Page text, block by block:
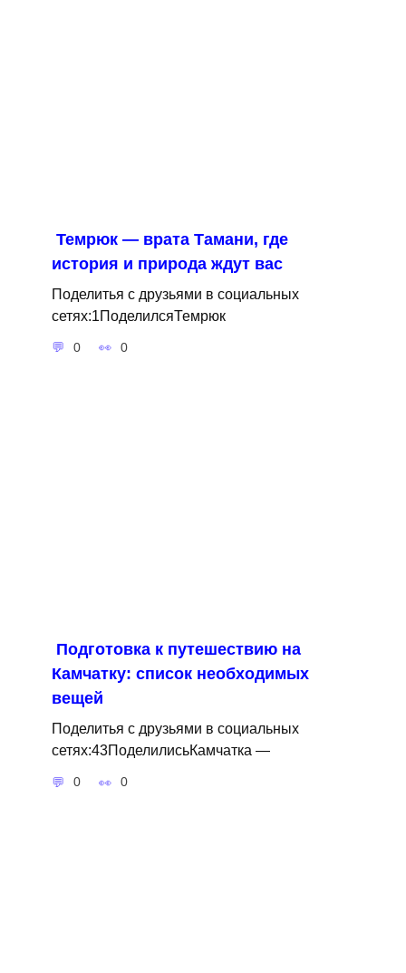
Темрюк — врата Тамани, где
история и природа ждут вас
Поделитья с друзьями в социальных
сетях:1ПоделилсяТемрюк
0 0
Подготовка к путешествию на
Камчатку: список необходимых
вещей
Поделитья с друзьями в социальных
сетях:43ПоделилисьКамчатка —
0 0